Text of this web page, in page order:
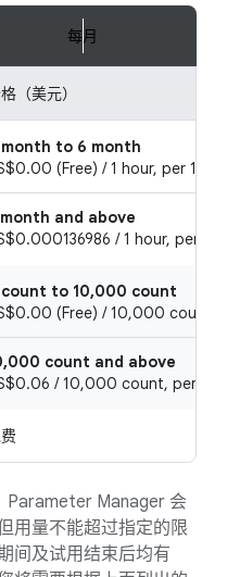
每月
（美元）
to 6 month
(Free) / 1 hour, per 1
and above
/ 1 hour, per 1
to 10,000 count
(Free) / 10,000 count,
count and above
/ 10,000 count, per 1
Parameter Manager 会
用量不能超过指定的限
间及试用结束后均有